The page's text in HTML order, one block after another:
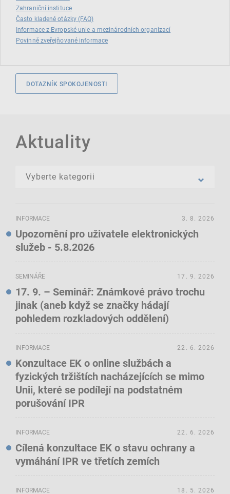
Zahraniční instituce
Často kladené otázky (FAQ)
Informace z Evropské unie a mezinárodních organizací
Povinně zveřejňované informace
DOTAZNÍK SPOKOJENOSTI
Aktuality
INFORMACE
Upozornění pro uživatele elektronických
služeb - 5.8.2026
3. 8. 2026
SEMINÁŘE
17. 9. – Seminář: Známkové právo trochu
jinak (aneb když se značky hádají
pohledem rozkladových oddělení)
17. 9. 2026
INFORMACE
Konzultace EK o online službách a
fyzických tržištích nacházejících se mimo
Unii, které se podílejí na podstatném
porušování IPR
22. 6. 2026
INFORMACE
Cílená konzultace EK o stavu ochrany a
vymáhání IPR ve třetích zemích
22. 6. 2026
INFORMACE 18. 5. 2026